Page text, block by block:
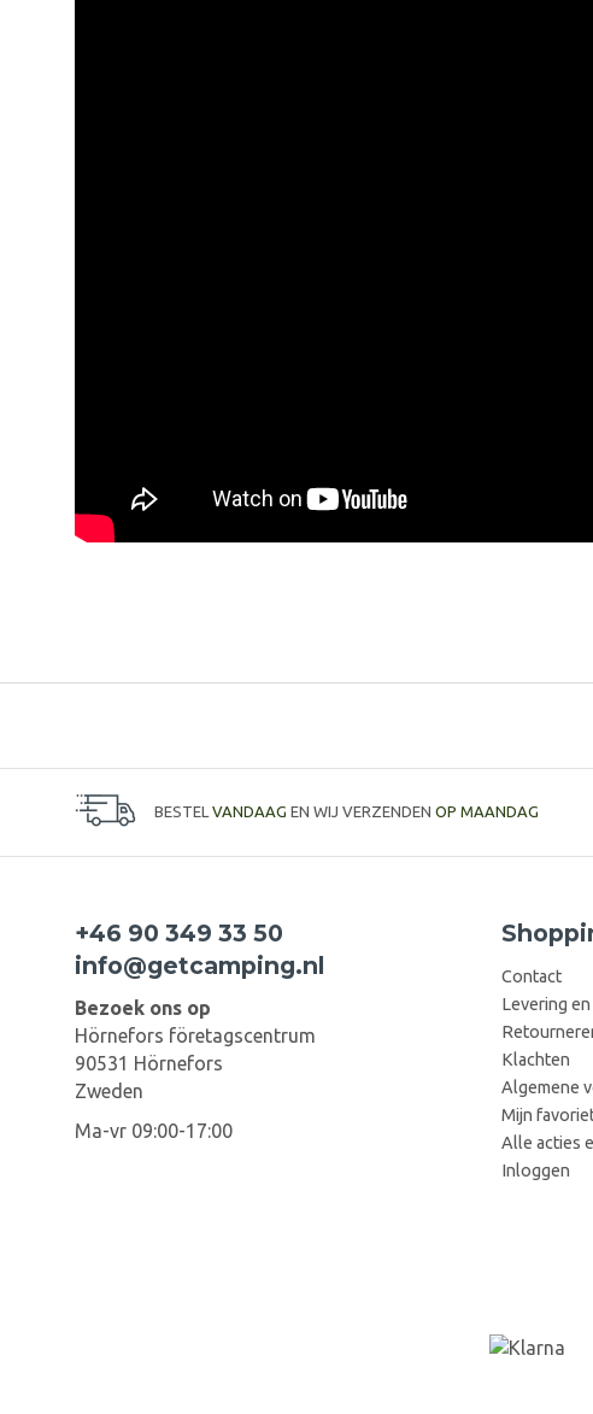
BESTEL VANDAAG EN WIJ VERZENDEN OP MAANDAG
+46 90 349 33 50
info@getcamping.nl
Bezoek ons op
Hörnefors företagscentrum
90531 Hörnefors
Zweden
Ma-vr 09:00-17:00
Contact
Levering
Klachten
Algemene
Mijn
Alle acties
Inloggen